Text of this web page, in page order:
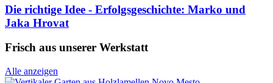
Die richtige Idee - Erfolgsgeschichte: Marko und
Jaka Hrovat
Frisch aus unserer Werkstatt
Alle anzeigen